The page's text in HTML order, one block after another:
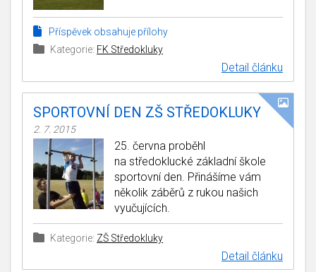
Příspěvek obsahuje přílohy
Kategorie: FK Středokluky
Detail článku
SPORTOVNÍ DEN ZŠ STŘEDOKLUKY
2. 7. 2015
25. června proběhl
na středoklucké základní škole
sportovní den. Přinášíme vám
několik záběrů z rukou našich
vyučujících.
Kategorie: ZŠ Středokluky
Detail článku